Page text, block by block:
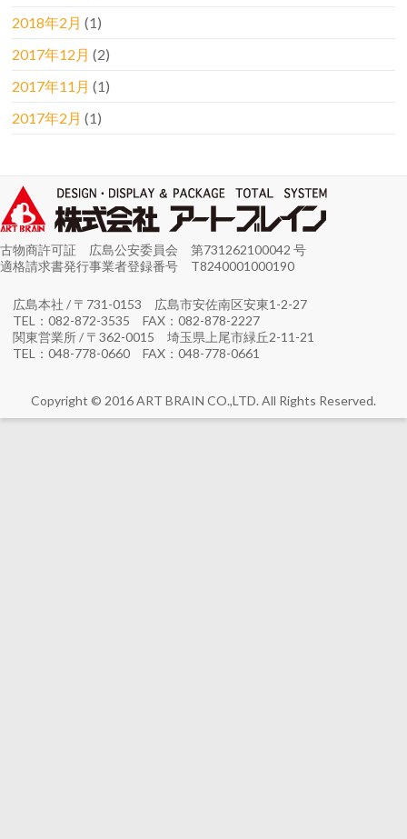
2018年2月 (1)
2017年12月 (2)
2017年11月 (1)
2017年2月 (1)
古物商許可証 広島公安委員会 第731262100042 号
適格請求書発行事業者登録番号 T8240001000190
広島本社 / 〒731-0153 広島市安佐南区安東1-2-27
TEL：082-872-3535 FAX：082-878-2227
関東営業所 / 〒362-0015 埼玉県上尾市緑丘2-11-21
TEL：048-778-0660 FAX：048-778-0661
Copyright © 2016 ART BRAIN CO.,LTD. All Rights Reserved.